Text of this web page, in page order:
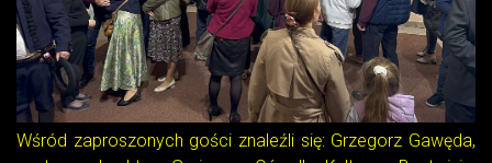
Wśród zaproszonych gości znaleźli się: Grzegorz Gawęda,